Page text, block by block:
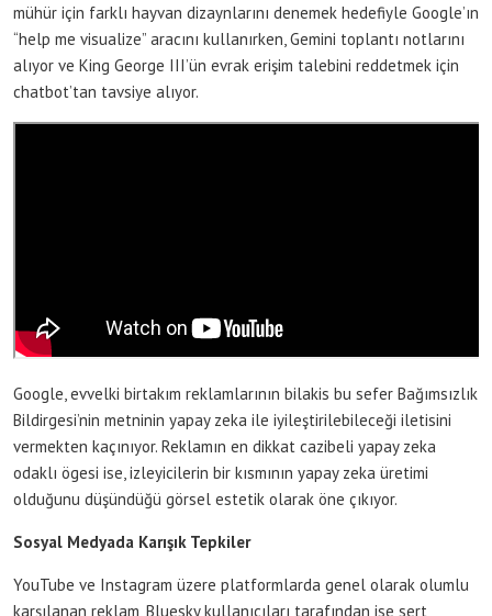
mühür için farklı hayvan dizaynlarını denemek hedefiyle Google’ın
“help me visualize” aracını kullanırken, Gemini toplantı notlarını
alıyor ve King George III’ün evrak erişim talebini reddetmek için
chatbot’tan tavsiye alıyor.
Google, evvelki birtakım reklamlarının bilakis bu sefer Bağımsızlık
Bildirgesi’nin metninin yapay zeka ile iyileştirilebileceği iletisini
vermekten kaçınıyor. Reklamın en dikkat cazibeli yapay zeka
odaklı ögesi ise, izleyicilerin bir kısmının yapay zeka üretimi
olduğunu düşündüğü görsel estetik olarak öne çıkıyor.
Sosyal Medyada Karışık Tepkiler
YouTube ve Instagram üzere platformlarda genel olarak olumlu
karşılanan reklam, Bluesky kullanıcıları tarafından ise sert